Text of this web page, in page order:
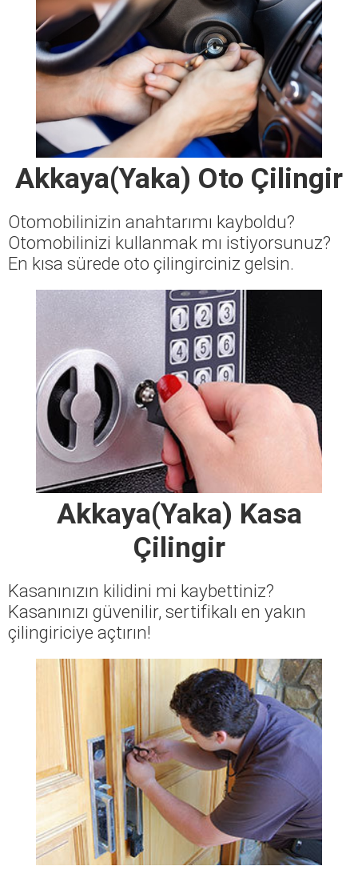
Akkaya(Yaka) Oto Çilingir
Otomobilinizin anahtarımı kayboldu?
Otomobilinizi kullanmak mı istiyorsunuz?
En kısa sürede oto çilingirciniz gelsin.
Akkaya(Yaka) Kasa
Çilingir
Kasanınızın kilidini mi kaybettiniz?
Kasanınızı güvenilir, sertifikalı en yakın
çilingiriciye açtırın!